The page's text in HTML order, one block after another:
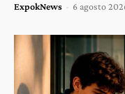
ExpokNews - 6 agosto